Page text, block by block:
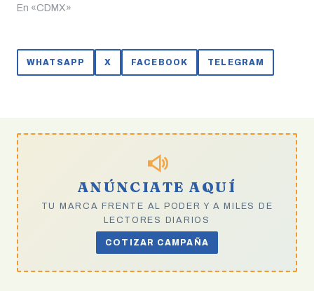
En «CDMX»
WHATSAPP X FACEBOOK TELEGRAM
ANÚNCIATE AQUÍ
TU MARCA FRENTE AL PODER Y A MILES DE
LECTORES DIARIOS
COTIZAR CAMPAÑA